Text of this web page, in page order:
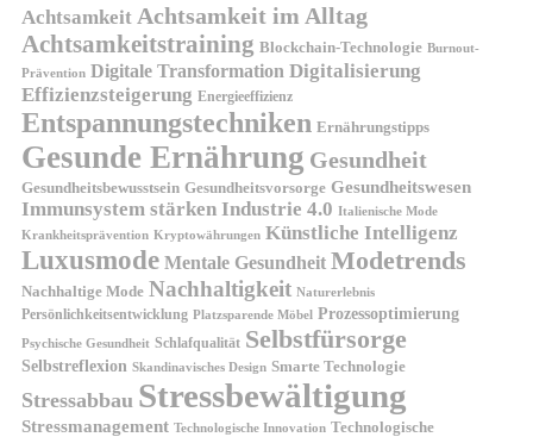
Achtsamkeit Achtsamkeit im Alltag
Achtsamkeitstraining Blockchain-Technologie Burnout-
Prävention Digitale Transformation Digitalisierung
Effizienzsteigerung Energieeffizienz
Entspannungstechniken Ernährungstipps
Gesunde Ernährung Gesundheit
Gesundheitsbewusstsein Gesundheitsvorsorge Gesundheitswesen
Immunsystem stärken Industrie 4.0 Italienische Mode
Krankheitsprävention Kryptowährungen Künstliche Intelligenz
Luxusmode Mentale Gesundheit Modetrends
Nachhaltige Mode Nachhaltigkeit Naturerlebnis
Persönlichkeitsentwicklung Platzsparende Möbel Prozessoptimierung
Psychische Gesundheit Schlafqualität Selbstfürsorge
Selbstreflexion Skandinavisches Design Smarte Technologie
Stressabbau Stressbewältigung
Stressmanagement Technologische Innovation Technologische